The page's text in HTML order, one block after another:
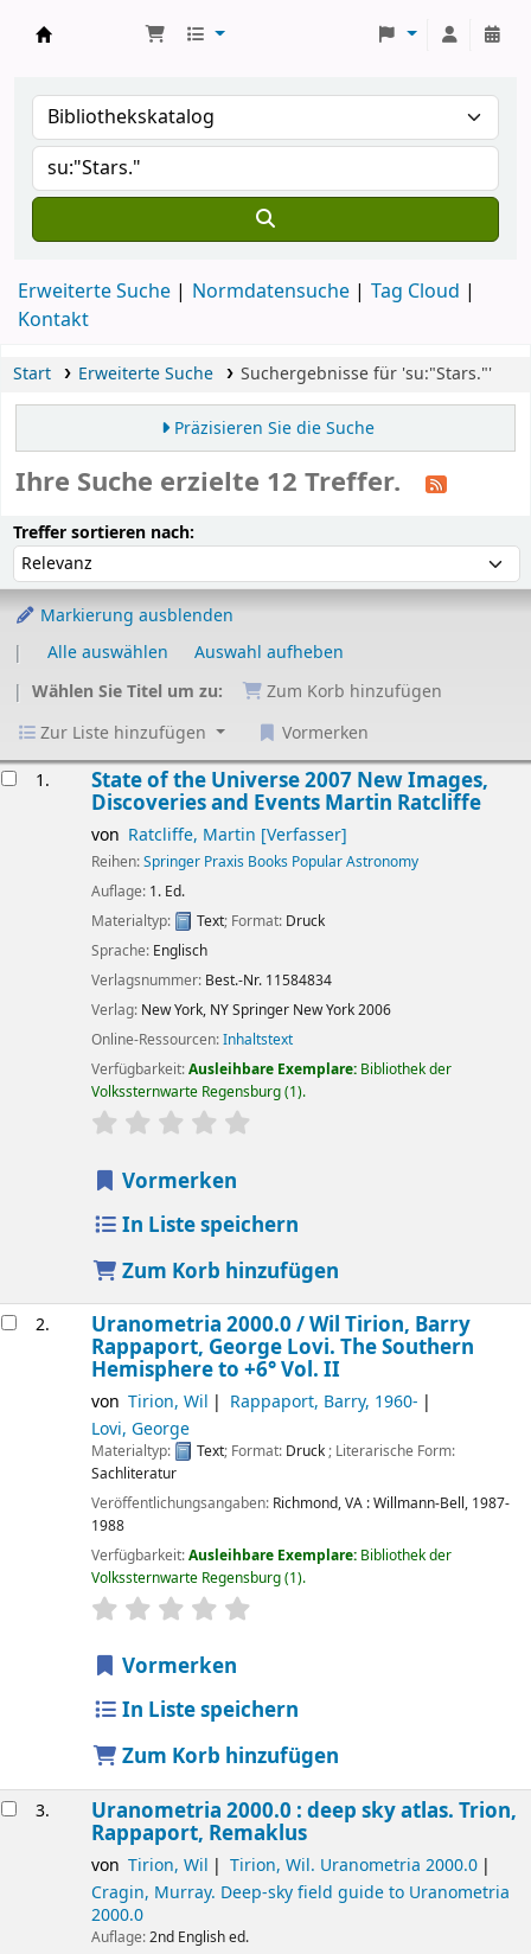
Erweiterte Suche Normdatensuche
Tag Cloud
Kontakt
Start Erweiterte Suche Suchergebnisse für 'su:"Stars."'
Präzisieren Sie die Suche
Ihre Suche erzielte 12 Treffer.
Treffer sortieren nach:
Markierung ausblenden
Alle auswählen
Auswahl aufheben
Wählen Sie Titel um zu:
Zum Korb hinzufügen
Zur Liste hinzufügen
Vormerken
1. State of the Universe 2007 New Images,
Discoveries and Events Martin Ratcliffe
von Ratcliffe, Martin [Verfasser]
Reihen:Springer Praxis Books Popular Astronomy
Auflage: 1. Ed.
Materialtyp:
Text; Format: Druck
Sprache: Englisch
Verlagsnummer: Best.-Nr. 11584834
Verlag: New York, NYSpringer New York2006
Online-Ressourcen:Inhaltstext
Verfügbarkeit:Ausleihbare Exemplare: Bibliothek der
Volkssternwarte Regensburg(1).
Sternchenbewertung
Vormerken
In Liste speichern
Zum Korb hinzufügen
2. Uranometria 2000.0 /Wil Tirion, Barry
Rappaport, George Lovi. The Southern
Hemisphere to +6° Vol. II
von Tirion, Wil Rappaport, Barry, 1960-
Lovi, George
Materialtyp: Text; Format: Druck ; Literarische Form:
Sachliteratur
Veröffentlichungsangaben: Richmond, VA :Willmann-Bell, 1987-
1988
Verfügbarkeit:Ausleihbare Exemplare: Bibliothek der
Volkssternwarte Regensburg(1).
Sternchenbewertung
Vormerken
In Liste speichern
Zum Korb hinzufügen
3. Uranometria 2000.0 : deep sky atlas. Trion,
Rappaport, Remaklus
von Tirion, Wil Tirion, Wil. Uranometria 2000.0
Cragin, Murray. Deep-sky field guide to Uranometria
2000.0
Auflage:2nd English ed.